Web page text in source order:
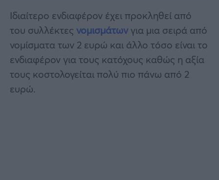
Ιδιαίτερο ενδιαφέρον έχει προκληθεί από
του συλλέκτες νομισμάτωνγια μια σειρά από
νομίσματα των 2 ευρώ και άλλο τόσο είναι το
ενδιαφέρον για τους κατόχους καθώς η αξία
τους κοστολογείται πολύ πιο πάνω από 2
ευρώ.